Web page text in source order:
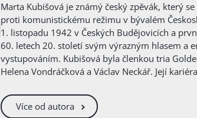
Marta Kubišová je známý český zpěvák, který se stal symbolem odporu
proti komunistickému režimu v bývalém
1. listopadu 1942 v Českých Budějovicích a
60. letech 20. století svým výrazným hlasem a
vystupováním. Kubišová byla členkou tria
Helena Vondráčková a Václav Neckář. Její
zapojení do Pražského jara a spojení s
Více od autora